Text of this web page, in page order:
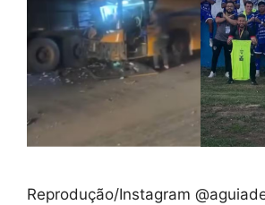
Reprodução/Instagram